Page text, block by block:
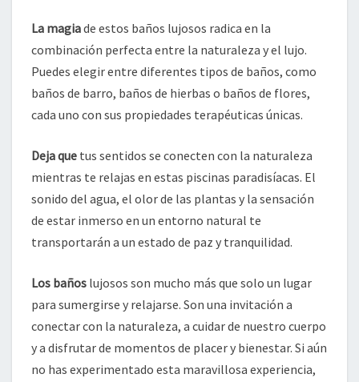
La magiade estos baños lujosos radica en la
combinación perfecta entre la naturaleza y el lujo.
Puedes elegir entre diferentes tipos de baños, como
baños de barro, baños de hierbas o baños de flores,
cada uno con sus propiedades terapéuticas únicas.
Deja que tus sentidos se conecten con la naturaleza
mientras te relajas en estas piscinas paradisíacas. El
sonido del agua, el olor de las plantas y la sensación
de estar inmerso en un entorno natural te
transportarán a un estado de paz y tranquilidad.
Los baños lujosos son mucho más que solo un lugar
para sumergirse y relajarse. Son una invitación a
conectar con la naturaleza, a cuidar de nuestro cuerpo
y a disfrutar de momentos de placer y bienestar. Si aún
no has experimentado esta maravillosa experiencia,